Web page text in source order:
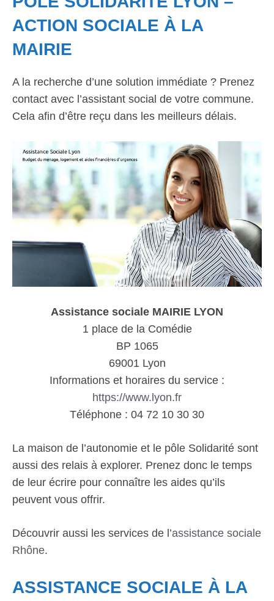
ACTION SOCIALE À LA
MAIRIE
A la recherche d’une solution immédiate ? Prenez
contact avec l’assistant social de votre commune.
Cela afin d’être reçu dans les meilleurs délais.
Assistance sociale MAIRIE LYON
1 place de la Comédie
BP 1065
69001 Lyon
Informations et horaires du service :
https://www.lyon.fr
Téléphone : 04 72 10 30 30
La maison de l’autonomie et le pôle Solidarité sont
aussi des relais à explorer. Prenez donc le temps
de leur écrire pour connaître les aides qu’ils
peuvent vous offrir.
Découvrir aussi les services de l’assistance sociale
Rhône.
ASSISTANCE SOCIALE À LA